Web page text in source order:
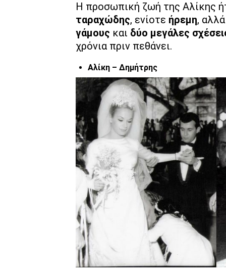
Η προσωπική ζωή της Αλίκης
ταραχώδης, ενίοτε ήρεμη,
γάμους και δύο μεγάλες
χρόνια πριν πεθάνει.
Αλίκη – Δημήτρης